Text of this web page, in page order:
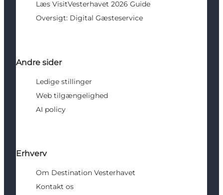
Læs VisitVesterhavet 2026 Guide
Oversigt: Digital Gæsteservice
Andre sider
Ledige stillinger
Web tilgængelighed
AI policy
Erhverv
Om Destination Vesterhavet
Kontakt os